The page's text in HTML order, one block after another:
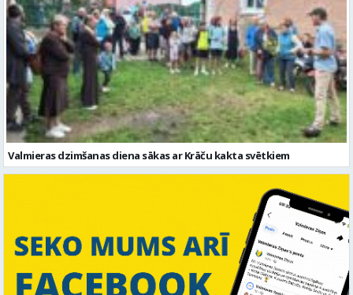
Valmieras dzimšanas diena sākas ar Krāču kakta svētkiem